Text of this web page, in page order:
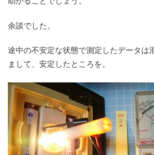
余談でした。
途中の不安定な状態で測定したデータは
まして、安定したところを。